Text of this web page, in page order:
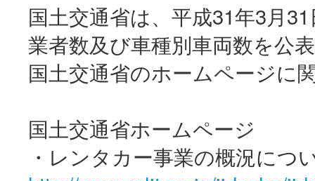
国土交通省は、平成31年3月
業者数及び車種別車両数を公
国土交通省のホームページに
国土交通省ホームページ
・レンタカー事業の概況につ